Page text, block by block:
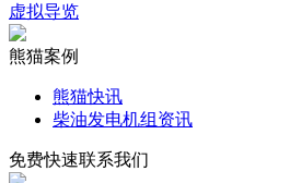
虚拟导览
熊猫案例
熊猫快讯
柴油发电机组资讯
免费快速联系我们